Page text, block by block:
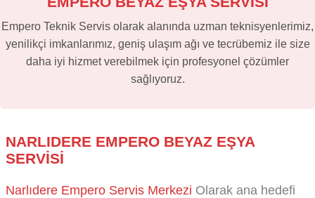
Empero Teknik Servis olarak alanında uzman teknisyenlerimiz,
yenilikçi imkanlarımız, geniş ulaşım ağı ve tecrübemiz ile size
daha iyi hizmet verebilmek için profesyonel çözümler
sağlıyoruz.
NARLIDERE EMPERO BEYAZ EŞYA
SERVISI
Narlıdere Empero Servis Merkezi Olarak ana hedefi